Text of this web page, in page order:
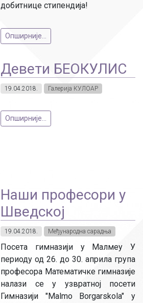
добитнице стипендија!
Опширније...
Девети БЕОКУЛИС
19.04.2018. Галерија КУЛОАР
Опширније...
Наши професори у
Шведској
19.04.2018. Међународна сарадња
Посета гимназији у Малмеу У
периоду од 26. до 30. априла група
професора Математичке гимназије
налази се у узвратној посети
Гимназији "Malmo Borgarskola" у